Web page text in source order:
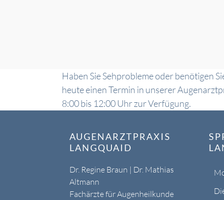
Haben Sie Sehprobleme oder benötigen
heute einen Termin in unserer
8:00 bis 12:00 Uhr zur Verfügung.
AUGENARZTPRAXIS
LANGQUAID
Dr. Regine Braun | Dr. Mathias
Altmann
Fachärzte für Augenheilkunde